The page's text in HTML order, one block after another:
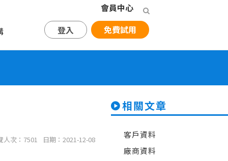
會員中心
登入 免費試用
人次：7501 日期：2021-12-08
相關文章
客戶資料
廠商資料